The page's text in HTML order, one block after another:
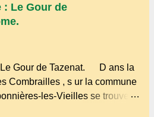
dérivé du terme occitan
qui signifie...
sur la commune de Biollet ,
importants centres d'Europe.
les nuages et brille au
de soleil, attirant le regard.
de verdure, d'un étang,
Le Gour de
Le Gour de Tazenat. D ans la
Combrailles , s ur la commune
les-Vieilles se trouve le